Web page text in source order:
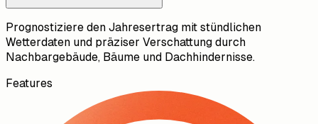
Prognostiziere den Jahresertrag mit stündlichen
Wetterdaten und präziser Verschattung durch
Nachbargebäude, Bäume und Dachhindernisse.
Features